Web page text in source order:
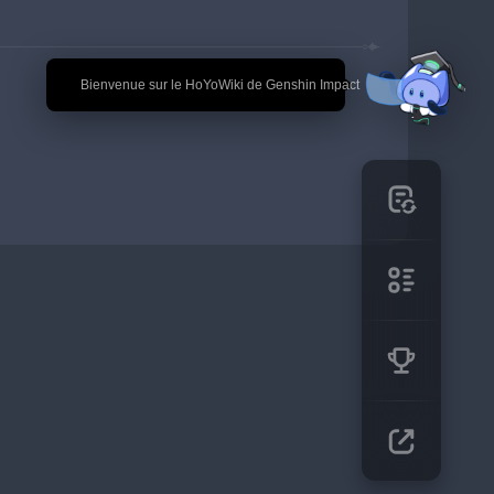
🎉 Bienvenue sur le HoYoWiki de Genshin Impact